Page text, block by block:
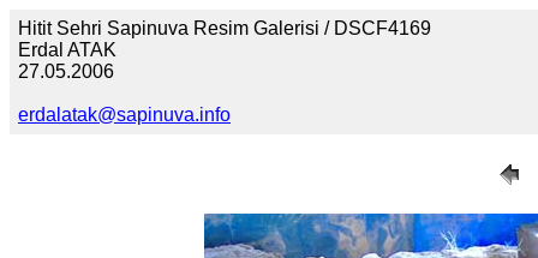
Hitit Sehri Sapinuva Resim Galerisi / DSCF4169
Erdal ATAK
27.05.2006
erdalatak@sapinuva.info